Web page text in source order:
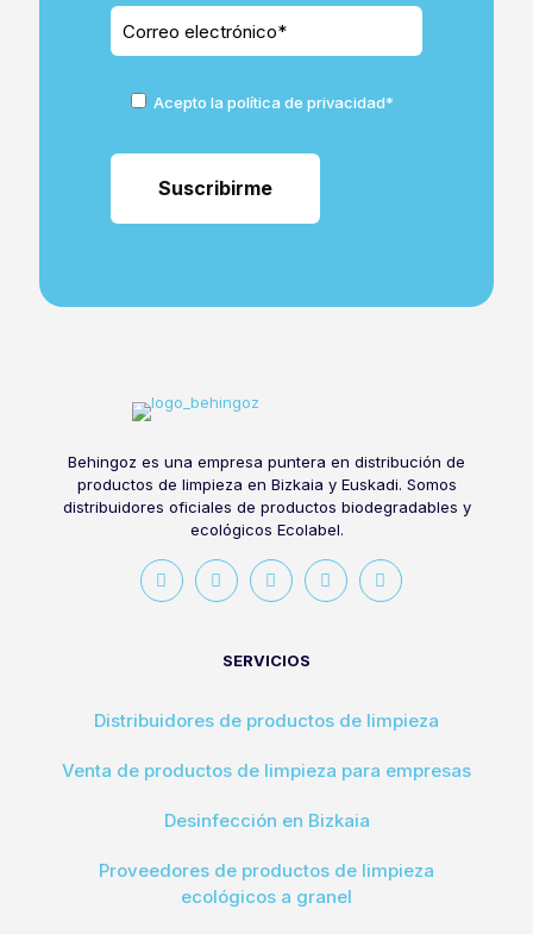
Acepto la política de privacidad*
Behingoz es una empresa puntera en distribución de
productos de limpieza en Bizkaia y Euskadi. Somos
distribuidores oficiales de productos biodegradables y
ecológicos Ecolabel.
SERVICIOS
Distribuidores de productos de limpieza
Venta de productos de limpieza para empresas
Desinfección en Bizkaia
Proveedores de productos de limpieza
ecológicos a granel